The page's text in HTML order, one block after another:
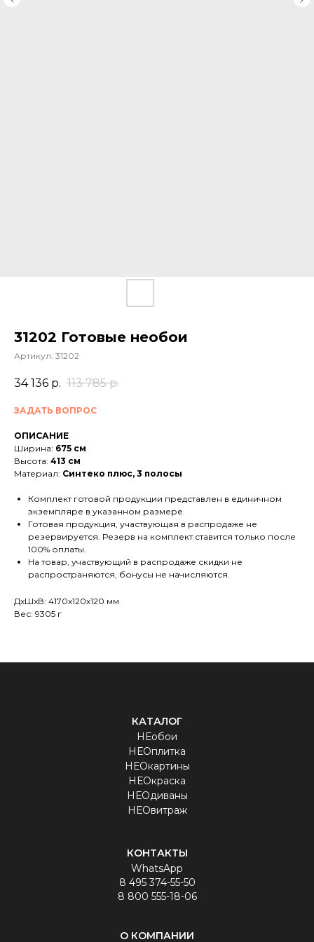
31202 Готовые необои
Артикул: 31202
34 136 р. 113 785 р.
ЗАДАТЬ ВОПРОС
ОПИСАНИЕ
Ширина: 675 см
Высота: 413 см
Материал: Синтеко плюс, 3 полосы
Комплект готовой продукции представлен в единичном
экземпляре в указанном размере.
Готовая продукция, участвующая в распродаже не
резервируется. Резерв на комплект ставится только после
100% оплаты.
На товар, участвующий в распродаже скидки не
распространяются, бонусы не начисляются.
ДxШxВ: 4170x120x120 мм
Вес: 9305 г
КАТАЛОГ
НЕобои
НЕОплитка
НЕОкартины
НЕОкраска
НЕОдиваны
НЕОвитраж
КОНТАКТЫ
WhatsApp
8 495 374-55-50
8 800 555-18-06
О КОМПАНИИ